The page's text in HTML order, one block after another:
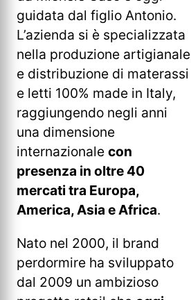
guidata dal figlio Antonio.
L’azienda si è specializzata
nella produzione artigianale
e distribuzione di materassi
e letti 100% made in Italy,
raggiungendo negli anni
una dimensione
internazionale con
presenza in oltre 40
mercati tra Europa,
America, Asia e Africa.
Nato nel 2000, il brand
perdormire ha sviluppato
dal 2009 un ambizioso